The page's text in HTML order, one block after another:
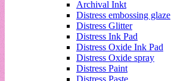
Archival Inkt
Distress embossing glaze
Distress Glitter
Distress Ink Pad
Distress Oxide Ink Pad
Distress Oxide spray
Distress Paint
Distress Paste